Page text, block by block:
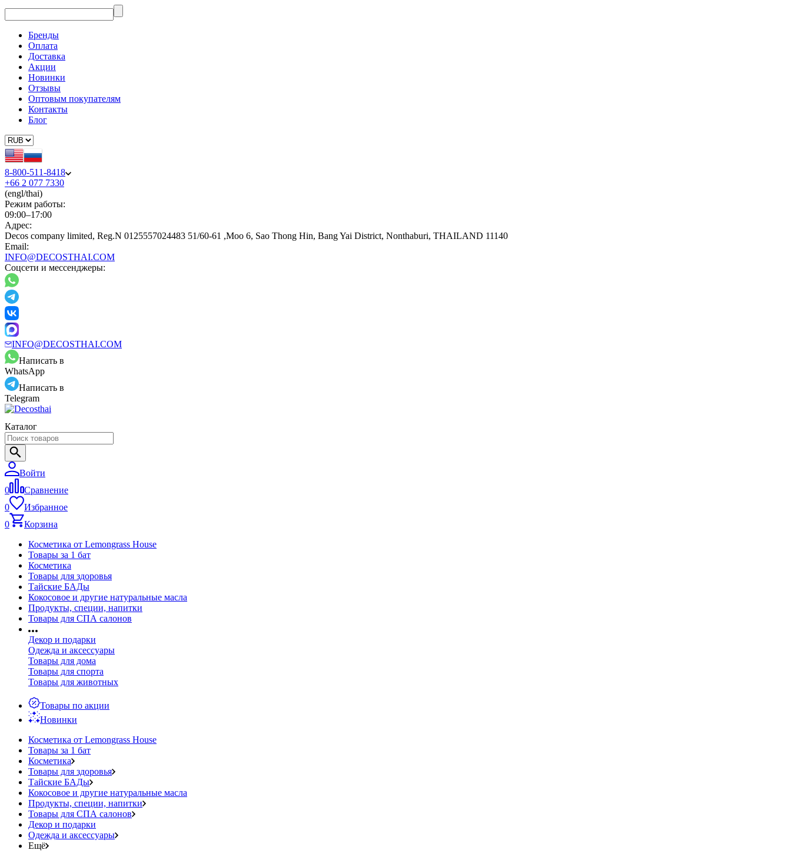
Бренды
Оплата
Доставка
Акции
Новинки
Отзывы
Оптовым покупателям
Контакты
Блог
8-800-511-8418
+66 2 077 7330
(engl/thai)
Режим работы:
09:00–17:00
Адрес:
Decos company limited, Reg.N 0125557024483 51/60-61 ,Moo 6, Sao Thong Hin, Bang Yai District, Nonthaburi, THAILAND 11140
Email:
INFO@DECOSTHAI.COM
Соцсети и мессенджеры:
INFO@DECOSTHAI.COM
Написать в
WhatsApp
Написать в
Telegram
Каталог
Войти
0
Сравнение
0
Избранное
0
Корзина
Косметика от Lemongrass House
Товары за 1 бат
Косметика
Товары для здоровья
Тайские БАДы
Кокосовое и другие натуральные масла
Продукты, специи, напитки
Товары для СПА салонов
Декор и подарки
Одежда и аксессуары
Товары для дома
Товары для спорта
Товары для животных
Товары по акции
Новинки
Косметика от Lemongrass House
Товары за 1 бат
Косметика
Товары для здоровья
Тайские БАДы
Кокосовое и другие натуральные масла
Продукты, специи, напитки
Товары для СПА салонов
Декор и подарки
Одежда и аксессуары
Ещё